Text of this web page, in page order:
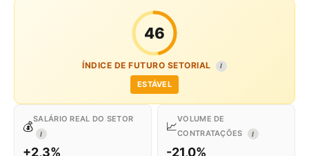
46
ÍNDICE DE FUTURO SETORIAL I
ESTÁVEL
💰
SALÁRIO REAL DO SETOR
I
+2,3%
📈
VOLUME DE
CONTRATAÇÕES
I
-21,0%